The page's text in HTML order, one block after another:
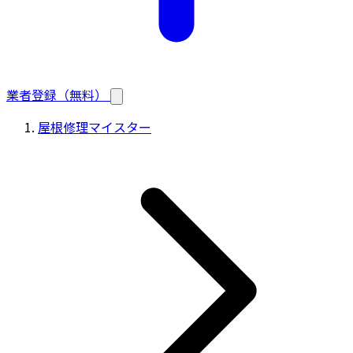
業者登録（無料）
屋根修理マイスター